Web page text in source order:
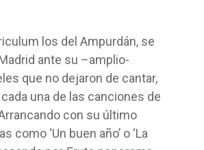
los del Ampurdán, se
ante su –amplio-
que no dejaron de cantar,
una de las canciones de
con su último
como ‘Un buen año’ o ‘La